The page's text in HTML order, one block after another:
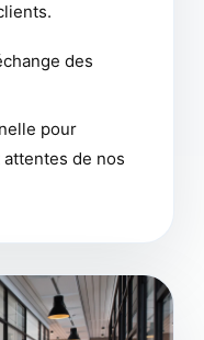
des
pour
de nos